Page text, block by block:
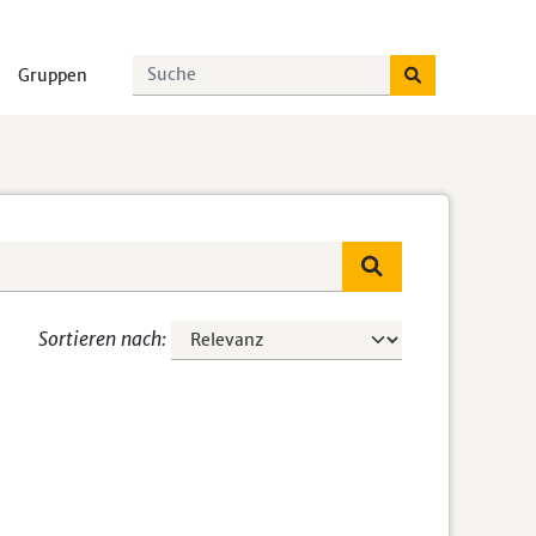
Gruppen
Sortieren nach